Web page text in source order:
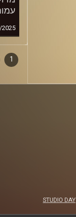
סגירה
1
STUDIO DAY